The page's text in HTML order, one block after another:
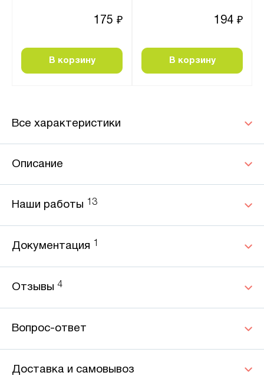
175 ₽
В корзину
194 ₽
В корзину
Все характеристики
Описание
Наши работы 13
Документация
Отзывы 4
Вопрос-ответ
Доставка и самовывоз